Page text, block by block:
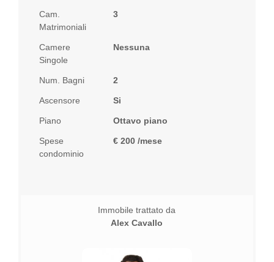
Cam.
Matrimoniali
3
Camere
Singole
Nessuna
Num. Bagni 2
Ascensore Si
Piano Ottavo piano
Spese
condominio
€ 200 /mese
Immobile trattato da
Alex Cavallo